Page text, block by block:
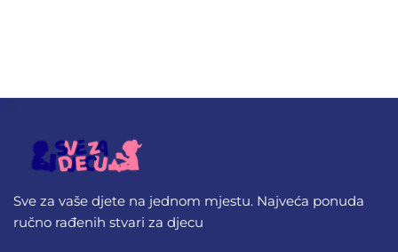
Sve za vaše djete na jednom mjestu. Najveća ponuda
ručno rađenih stvari za djecu